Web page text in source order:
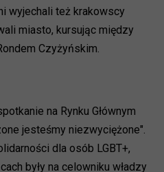
wyjechali też krakowscy
miasto, kursując między
Czyżyńskim.
na Rynku Głównym
jesteśmy niezwyciężone".
dla osób LGBT+,
były na celowniku władzy